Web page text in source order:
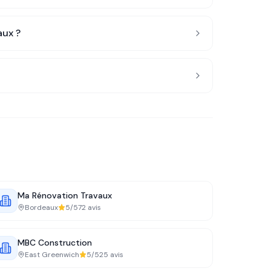
?
Ma Rénovation Travaux
Bordeaux 5/572 avis
MBC Construction
East Greenwich 5/525 avis